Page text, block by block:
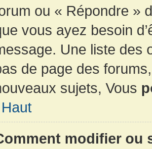
ou « Répondre »
vous ayez besoin
Une liste des
de page des
sujets, Vous
Haut
modifier ou